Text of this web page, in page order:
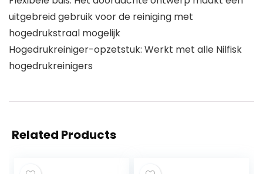
uitgebreid gebruik voor de reiniging met
hogedrukstraal mogelijk
Hogedrukreiniger-opzetstuk: Werkt met alle Nilfisk
hogedrukreinigers
Related Products